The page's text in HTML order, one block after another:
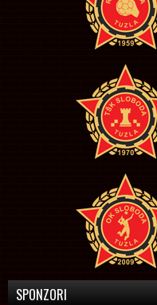
SPONZORI